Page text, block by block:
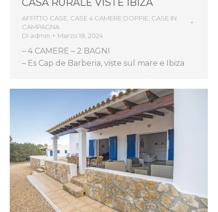
CASA RURALE VISTE IBIZA
AFFITTO CASE CASE 4 CAMERE DOPPIE CASE IN
CAMPAGNA
Di admin Marzo 18, 2024
– 4 CAMERE – 2 BAGNI
– Es Cap de Barberia, viste sul mare e Ibiza